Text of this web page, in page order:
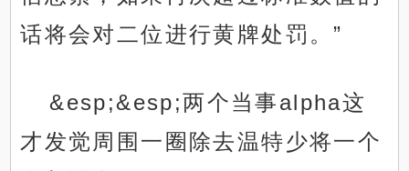
话将会对二位进行黄牌处罚。”
&esp;&esp;两个当事alpha这
才发觉周围一圈除去温特少将一个